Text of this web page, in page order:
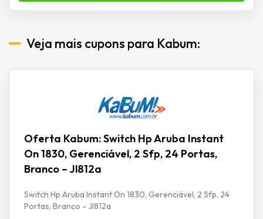
Veja mais cupons para Kabum:
Oferta Kabum: Switch Hp Aruba Instant
On 1830, Gerenciável, 2 Sfp, 24 Portas,
Branco – Jl812a
Switch Hp Aruba Instant On 1830, Gerenciável, 2 Sfp, 24
Portas, Branco - Jl812a